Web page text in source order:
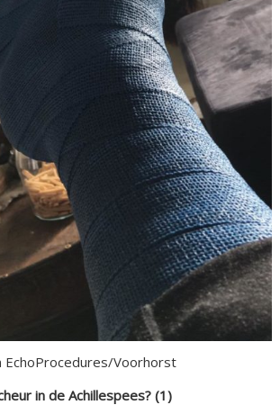
EchoProcedures/Voorhorst
in de Achillespees? (1)